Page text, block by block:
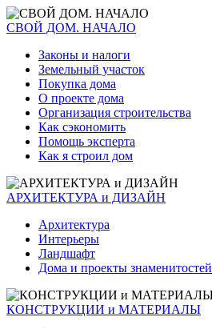
СВОЙ ДОМ. НАЧАЛО
Законы и налоги
Земельный участок
Покупка дома
О проекте дома
Организация строительства
Как сэкономить
Помощь эксперта
Как я строил дом
АРХИТЕКТУРА и ДИЗАЙН
Архитектура
Интерьеры
Ландшафт
Дома и проекты знаменитостей
КОНСТРУКЦИИ и МАТЕРИАЛЫ